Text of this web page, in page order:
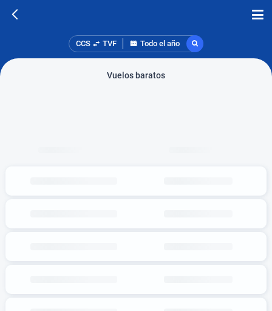
CCS TVF Todo el año
Vuelos baratos